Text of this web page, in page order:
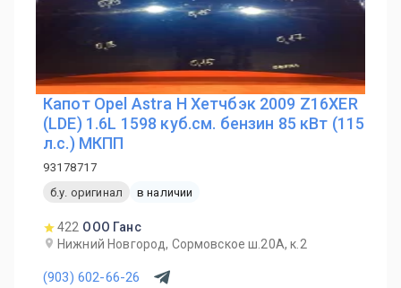
Капот Opel Astra H Хетчбэк 2009 Z16XER
(LDE) 1.6L 1598 куб.см. бензин 85 кВт (115
л.с.) МКПП
93178717
б.у. оригинал
в наличии
422 ООО Ганс
Нижний Новгород, Сормовское ш.20А, к.2
(903) 602-66-26